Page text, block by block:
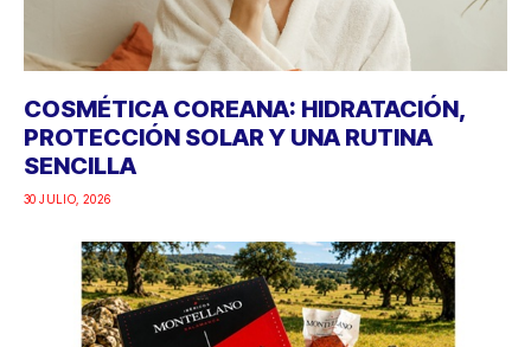
COSMÉTICA COREANA: HIDRATACIÓN,
PROTECCIÓN SOLAR Y UNA RUTINA
SENCILLA
30 JULIO, 2026